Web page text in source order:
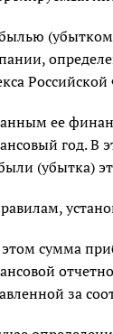
ее
год. В
(убытка)
сумма
за